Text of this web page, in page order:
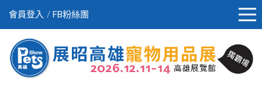
會員登入 FB粉絲團